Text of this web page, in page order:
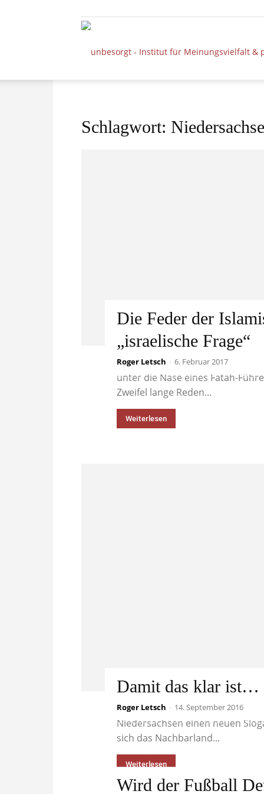
Schlagwort:
Die Feder der
„israelische Frage“
Roger Letsch - 6. Februar 2017
Hält man als Reporter eines
unter die Nase eines Fatah-
Zweifel lange Reden...
Weiterlesen
Damit das klar ist…
Roger Letsch - 14. September 2016
...Niedersachsen hat einen
Niedersachsen einen neuen
sich das Nachbarland...
Weiterlesen
Wird der Fußball